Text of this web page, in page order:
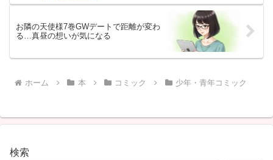
お隣の天使様7巻GWデートで距離が変わ
る…真昼の想いが気になる
ホーム 本 コミック 少年・青年コミック
検索